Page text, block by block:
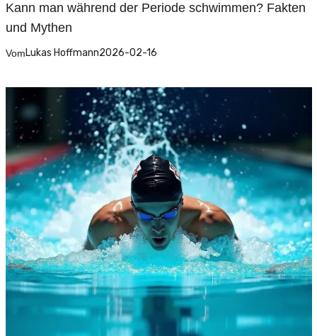
Kann man während der Periode schwimmen? Fakten
und Mythen
VomLukas Hoffmann2026-02-16